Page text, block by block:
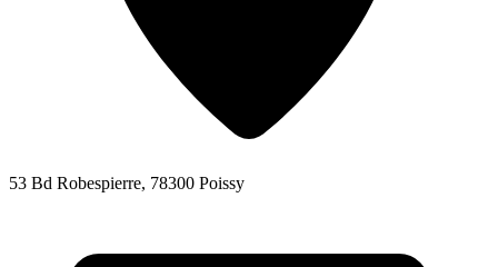
53 Bd Robespierre, 78300 Poissy